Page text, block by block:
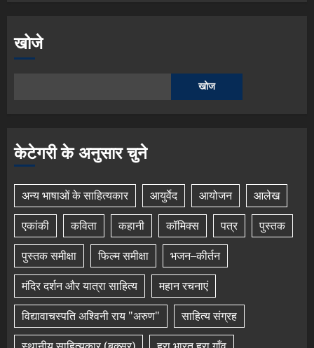
खोजे
खोज
केटेगरी के अनुसार चुने
अन्य भाषाओं के साहित्यकार आयुर्वेद आयोजन
आलेख
एकांकी
कविता कहानी कॉमिक्स पत्र
पुस्तक
पुस्तक समीक्षा
फिल्म समीक्षा
भजन–कीर्तन
मंदिर दर्शन और यात्रा साहित्य
महान रचनाएं
विद्यावाचस्पति अश्विनी राय "अरुण"
साहित्य संग्रह